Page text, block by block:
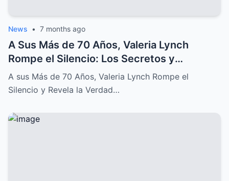
News • 7 months ago
A Sus Más de 70 Años, Valeria Lynch
Rompe el Silencio: Los Secretos y
Sufrimientos de su Difícil Vida
A sus Más de 70 Años, Valeria Lynch Rompe el
Silencio y Revela la Verdad…